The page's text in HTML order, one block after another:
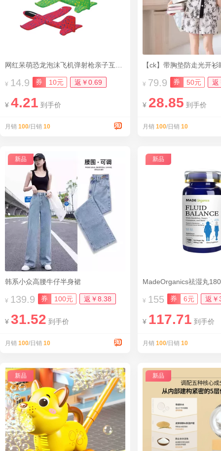
¥ 14.9 券 10元 返￥0.69
¥ 4.21 到手价
月销 100/日销 10
【ck】带胸垫防走光开
¥ 79.9 券 50元 返
¥ 28.85 到手价
月销 100/日销 10
新品
韩系小众高腰牛仔半身裙
¥ 139.9 券 100元 返￥8.38
¥ 31.52 到手价
月销 100/日销 10
新品
MadeOrganics祛湿丸
¥ 155 券 6元 返￥
¥ 117.71 到手价
月销 100/日销 10
新品 新品